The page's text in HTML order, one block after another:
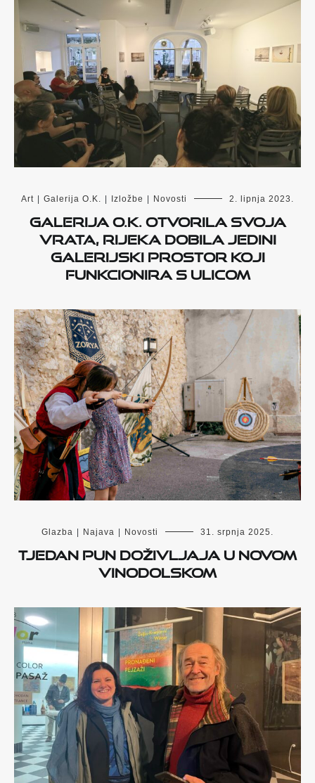
Art | Galerija O.K. | Izložbe | Novosti 2. lipnja 2023.
Galerija O.K. otvorila svoja
vrata, Rijeka dobila jedini
galerijski prostor koji
funkcionira s ulicom
Glazba | Najava | Novosti 31. srpnja 2025.
TJEDAN PUN DOŽIVLJAJA U NOVOM
VINODOLSKOM